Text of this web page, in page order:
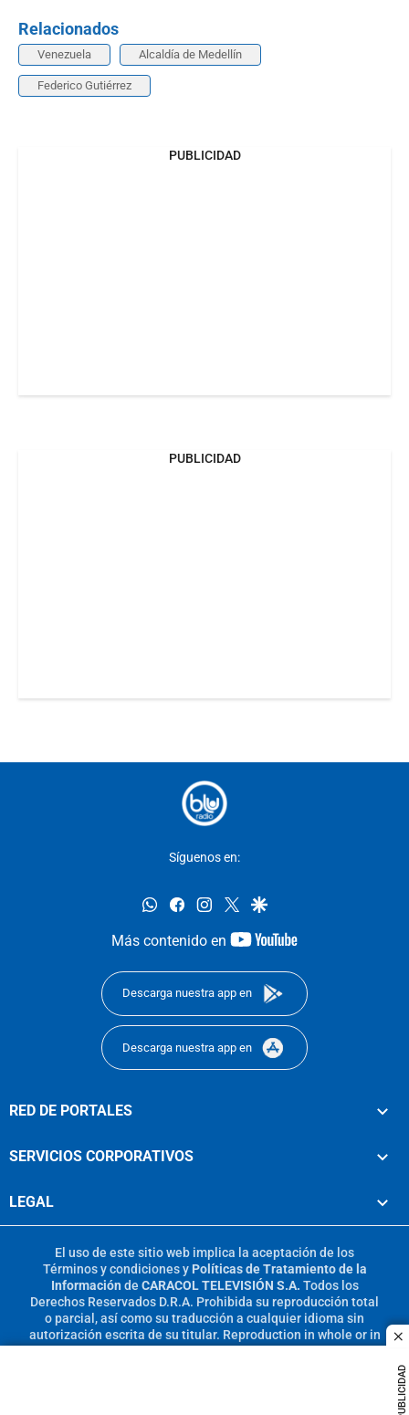
PUBLICIDAD
Relacionados
Venezuela Alcaldía de Medellín
Federico Gutiérrez
PUBLICIDAD
PUBLICIDAD
Síguenos en:
whatsappfacebookinstagram
twittergoogle
Más contenido en
youtube-
Descarga nuestra app en
Descarga nuestra app en
RED DE PORTALES
SERVICIOS CORPORATIVOS
LEGAL
El uso de este sitio web implica la aceptación de los
Términos y condicionesy Políticas de Tratamiento de la
Información de CARACOL TELEVISIÓN S.A. Todos los
Derechos Reservados D.R.A. Prohibida su reproducción total
o parcial, así como su traducción a cualquier idioma sin
autorización escrita de su titular. Reproduction in whole or in